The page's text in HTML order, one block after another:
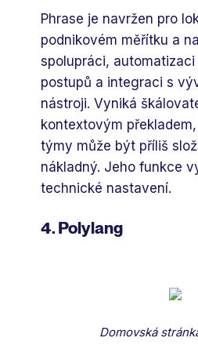
Phrase je navržen pro
podnikovém měřítku a
spolupráci,
postupů a integraci s
nástroji. Vyniká
kontextovým
týmy může být příliš
nákladný. Jeho funkce
technické nastavení.
4. Polylang
Domovská